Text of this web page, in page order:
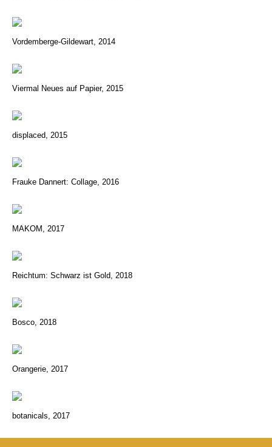
Vordemberge-Gildewart, 2014
Viermal Neues auf Papier, 2015
displaced, 2015
Frauke Dannert: Collage, 2016
MAKOM, 2017
Reichtum: Schwarz ist Gold, 2018
Bosco, 2018
Orangerie, 2017
botanicals, 2017